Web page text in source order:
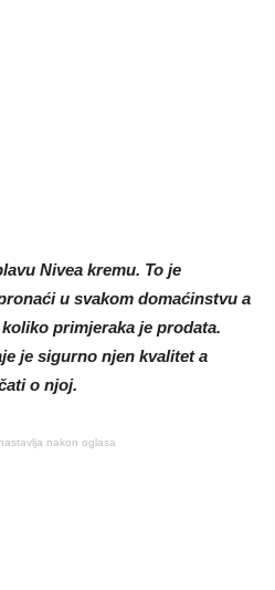
Nivea kremu. To je
u svakom domaćinstvu a
primjeraka je prodata.
je sigurno njen kvalitet a
o njoj.
nakon oglasa